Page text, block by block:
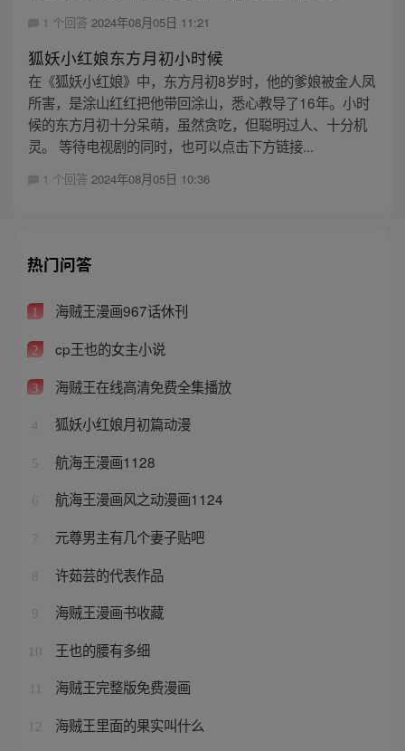
1 个回答 2024年08月05日 11:21
狐妖小红娘东方月初小时候
在《狐妖小红娘》中，东方月初8岁时，他的爹娘被金人凤
所害，是涂山红红把他带回涂山，悉心教导了16年。小时
候的东方月初十分呆萌，虽然贪吃，但聪明过人、十分机
灵。 等待电视剧的同时，也可以点击下方链接...
1 个回答 2024年08月05日 10:36
热门问答
1 海贼王漫画967话休刊
2 cp王也的女主小说
3 海贼王在线高清免费全集播放
4 狐妖小红娘月初篇动漫
5 航海王漫画1128
6 航海王漫画风之动漫画1124
7 元尊男主有几个妻子贴吧
8 许茹芸的代表作品
9 海贼王漫画书收藏
10 王也的腰有多细
海贼王完整版免费漫画
12 海贼王里面的果实叫什么